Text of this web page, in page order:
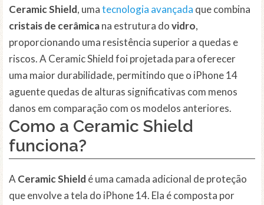
Ceramic Shield, umatecnologia avançada que combina
cristais de cerâmicana estrutura dovidro,
proporcionando uma resistência superior a quedas e
riscos. A Ceramic Shield foi projetada para oferecer
uma maior durabilidade, permitindo que o iPhone 14
aguente quedas de alturas significativas com menos
danos em comparação com os modelos anteriores.
Como a Ceramic Shield
funciona?
ACeramic Shield é uma camada adicional de proteção
que envolve a tela do iPhone 14. Ela é composta por